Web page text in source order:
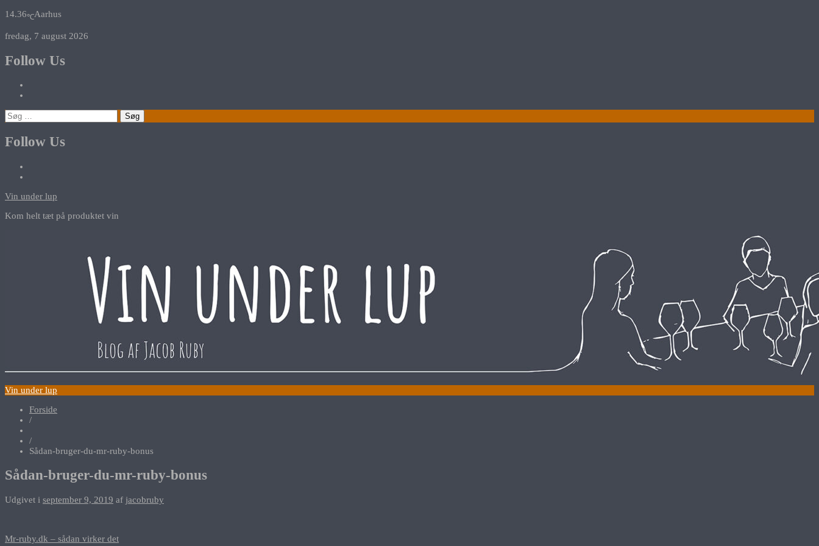
14.36℃Aarhus
fredag, 7 august 2026
Follow Us
Søg
efter:
Follow Us
Vin under lup
Kom helt tæt på produktet vin
Vin under lup
Forside
/
/
Sådan-bruger-du-mr-ruby-bonus
Sådan-bruger-du-mr-ruby-bonus
Udgivet i september 9, 2019 af jacobruby
Indlægsnavigation
Mr-ruby.dk – sådan virker det